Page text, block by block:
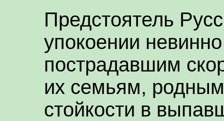
Предстоятель
упокоении
пострадавшим
их семьям,
стойкости в